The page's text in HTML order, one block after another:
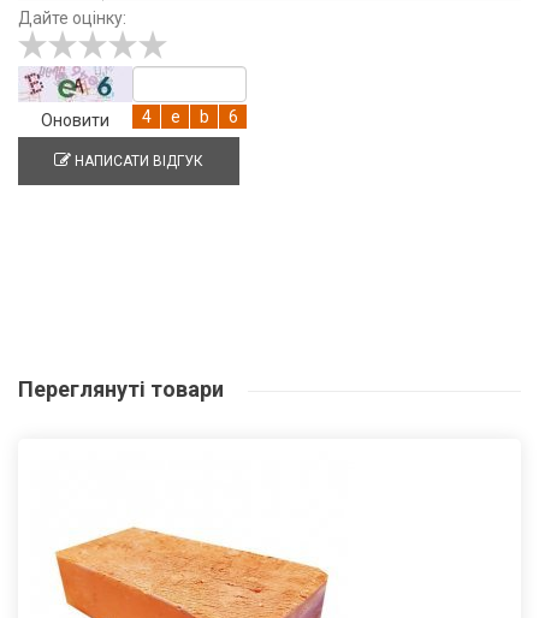
Дайте оцінку:
Оновити
НАПИСАТИ ВІДГУК
Переглянуті товари